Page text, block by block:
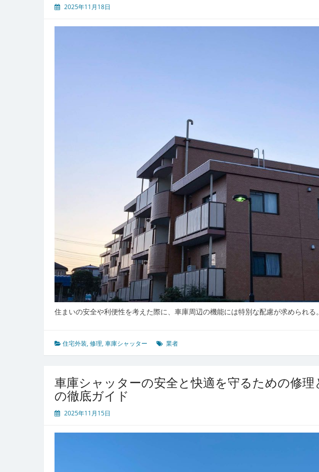
2025年11月18日
住まいの安全や利便性を考えた際に、車庫周辺の機能には特別な配慮が求められる。
住宅外装,修理,車庫シャッター 業者
車庫シャッターの安全と快適を守るための修理
の徹底ガイド
2025年11月15日